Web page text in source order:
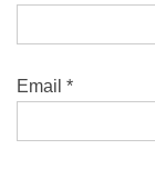
Email *